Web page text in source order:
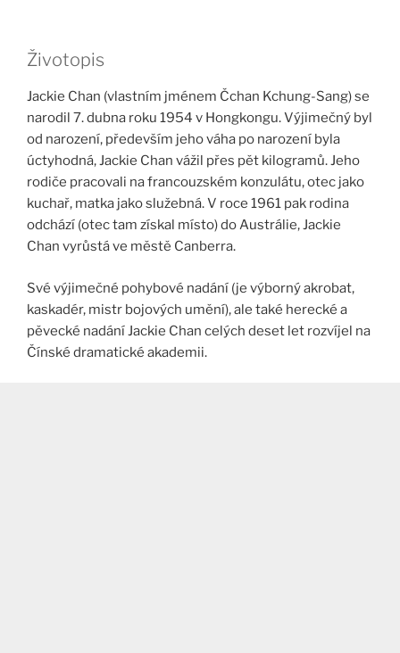
Životopis
Jackie Chan (vlastním jménem Čchan Kchung-Sang) se
narodil 7. dubna roku 1954 v Hongkongu. Výjimečný byl
od narození, především jeho váha po narození byla
úctyhodná, Jackie Chan vážil přes pět kilogramů. Jeho
rodiče pracovali na francouzském konzulátu, otec jako
kuchař, matka jako služebná. V roce 1961 pak rodina
odchází (otec tam získal místo) do Austrálie, Jackie
Chan vyrůstá ve městě Canberra.
Své výjimečné pohybové nadání (je výborný akrobat,
kaskadér, mistr bojových umění), ale také herecké a
pěvecké nadání Jackie Chan celých deset let rozvíjel na
Čínské dramatické akademii.